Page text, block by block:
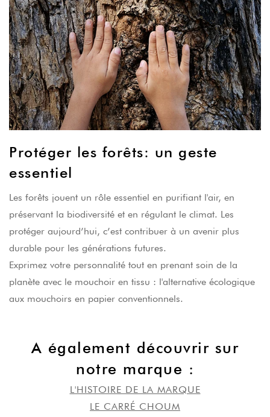
Protéger les forêts: un geste
essentiel
Les forêts jouent un rôle essentiel en purifiant l'air, en
préservant la biodiversité et en régulant le climat. Les
protéger aujourd’hui, c’est contribuer à un avenir plus
durable pour les générations futures.
Exprimez votre personnalité tout en prenant soin de la
planète avec le mouchoir en tissu : l'alternative écologique
aux mouchoirs en papier conventionnels.
A également découvrir sur
notre marque :
L'HISTOIRE DE LA MARQUE
LE CARRÉ CHOUM